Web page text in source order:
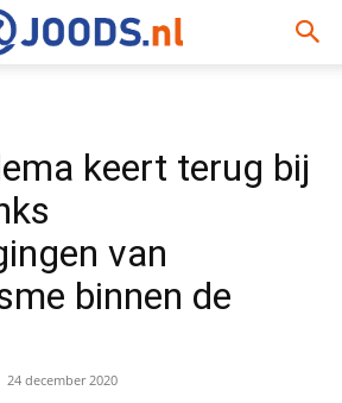
keert terug bij
van
binnen de
24 december 2020